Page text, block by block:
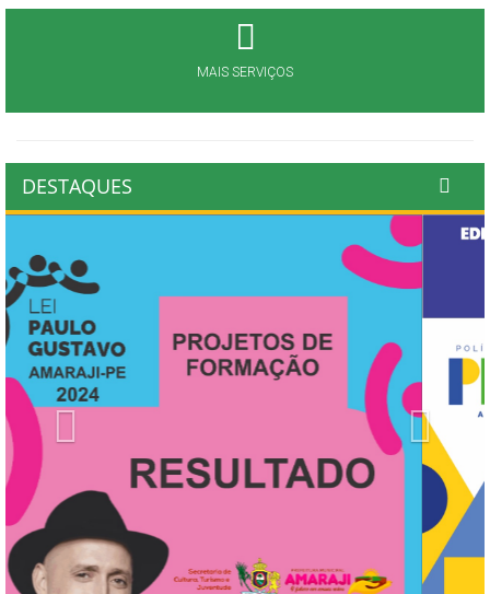
MAIS SERVIÇOS
DESTAQUES
Next